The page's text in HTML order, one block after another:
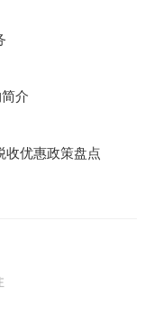
介
收优惠政策盘点